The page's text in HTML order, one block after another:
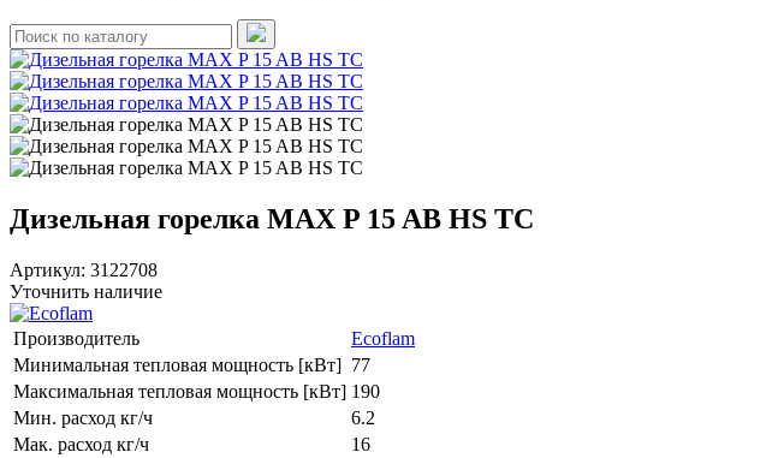
Дизельная горелка MAX P 15 AB HS TC
Артикул: 3122708
Уточнить наличие
Производитель
Ecoflam
Минимальная тепловая мощность [кВт] 77
Максимальная тепловая мощность [кВт] 190
Мин. расход кг/ч
6.2
Мак. расход кг/ч
16